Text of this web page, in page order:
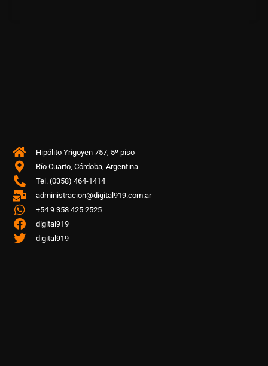
Hipólito Yrigoyen 757, 5º piso
Río Cuarto, Córdoba, Argentina
Tel. (0358) 464-1414
administracion@digital919.com.ar
+54 9 358 425 2525
digital919
digital919